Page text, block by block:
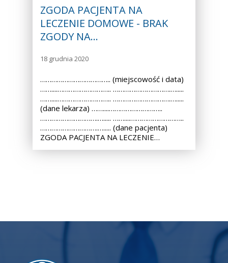
ZGODA PACJENTA NA
LECZENIE DOMOWE - BRAK
ZGODY NA…
18 grudnia 2020
……………………………….. (miejscowość i data)
……....……………………….. ………………………….….....
……....……………………….. ………………………….….....
(dane lekarza) ……....………………………..
………………………….…..... ……....………………………..
………………………….…..... (dane pacjenta)
ZGODA PACJENTA NA LECZENIE…